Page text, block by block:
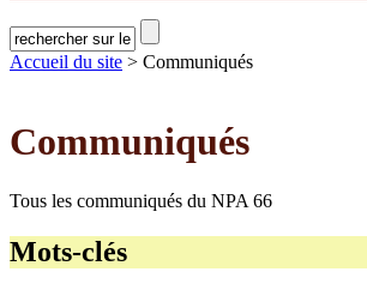
Accueil du site > Communiqués
Communiqués
Tous les communiqués du NPA 66
Mots-clés